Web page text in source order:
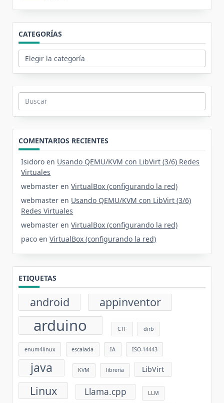
CATEGORÍAS
Categorías
Buscar:
COMENTARIOS RECIENTES
Isidoro en Usando QEMU/KVM con LibVirt (3/6) Redes
Virtuales
webmaster enVirtualBox (configurando la red)
webmaster en Usando QEMU/KVM con LibVirt (3/6)
Redes Virtuales
webmaster enVirtualBox (configurando la red)
paco enVirtualBox (configurando la red)
ETIQUETAS
android appinventor
arduino CTF dirb
enum4linux escalada IA ISO-14443
java KVM libreria LibVirt
Linux Llama.cpp LLM